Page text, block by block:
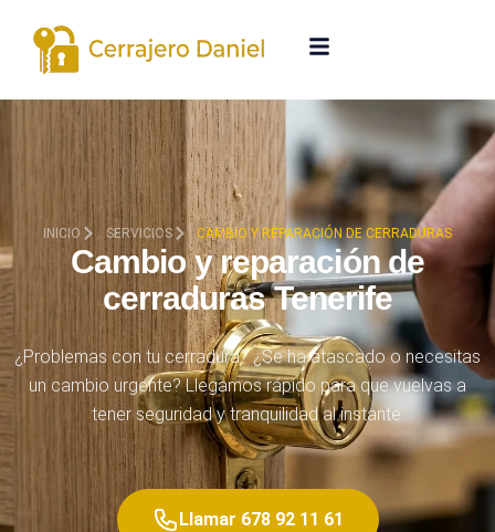
INICIO SERVICIOS CAMBIO Y REPARACIÓN DE CERRADURAS
Cambio y reparación de
cerraduras Tenerife
¿Problemas con tu cerradura? ¿Se ha atascado o necesitas
un cambio urgente? Llegamos rápido para que vuelvas a
tener seguridad y tranquilidad al instante.
Llamar 678 92 11 61